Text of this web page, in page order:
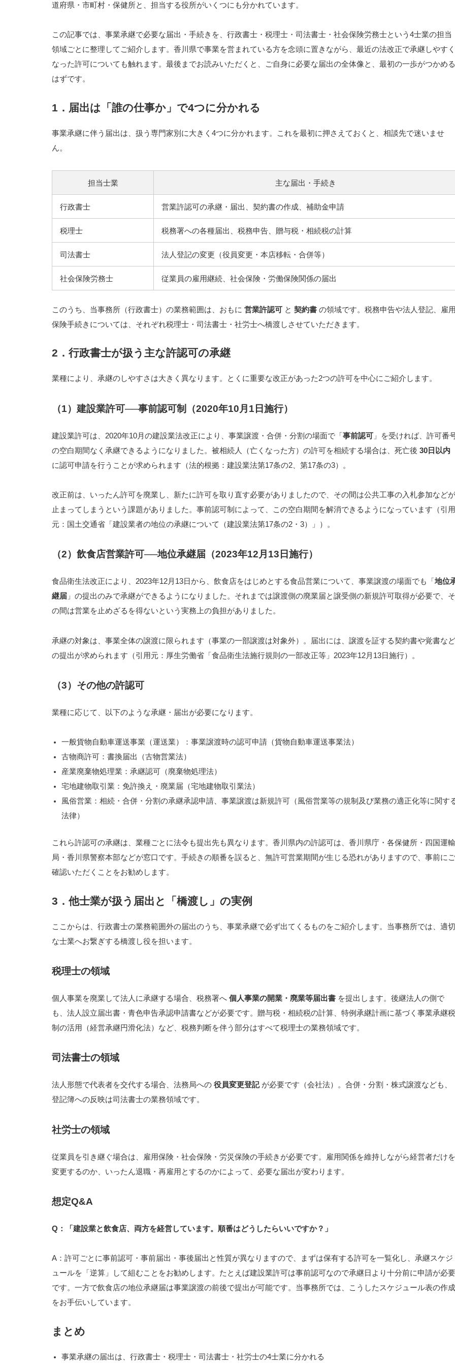
道府県・市町村・保健所と、担当する役所がいくつにも分かれています。
この記事では、事業承継で必要な届出・手続きを、行政書士・税理士・司法書士・社会保険労務士という4士業の担当
領域ごとに整理してご紹介します。香川県で事業を営まれている方を念頭に置きながら、最近の法改正で承継しやすく
なった許可についても触れます。最後までお読みいただくと、ご自身に必要な届出の全体像と、最初の一歩がつかめる
はずです。
1．届出は「誰の仕事か」で4つに分かれる
事業承継に伴う届出は、扱う専門家別に大きく4つに分かれます。これを最初に押さえておくと、相談先で迷いませ
ん。
担当士業 主な届出・手続き
行政書士 営業許認可の承継・届出、契約書の作成、補助金申請
税理士 税務署への各種届出、税務申告、贈与税・相続税の計算
司法書士 法人登記の変更（役員変更・本店移転・合併等）
社会保険労務士 従業員の雇用継続、社会保険・労働保険関係の届出
このうち、当事務所（行政書士）の業務範囲は、おもに 営業許認可 と 契約書 の領域です。税務申告や法人登記、雇用
保険手続きについては、それぞれ税理士・司法書士・社労士へ橋渡しさせていただきます。
2．行政書士が扱う主な許認可の承継
業種により、承継のしやすさは大きく異なります。とくに重要な改正があった2つの許可を中心にご紹介します。
（1）建設業許可──事前認可制（2020年10月1日施行）
建設業許可は、2020年10月の建設業法改正により、事業譲渡・合併・分割の場面で「 事前認可 」を受ければ、許可番
の空白期間なく承継できるようになりました。被相続人（亡くなった方）の許可を相続する場合は、死亡後 30日以内
に認可申請を行うことが求められます（法的根拠：建設業法第17条の2、第17条の3）。
改正前は、いったん許可を廃業し、新たに許可を取り直す必要がありましたので、その間は公共工事の入札参加などが
止まってしまうという課題がありました。事前認可制によって、この空白期間を解消できるようになっています（引用
元：国土交通省「建設業者の地位の承継について（建設業法第17条の2・3）」）。
（2）飲食店営業許可──地位承継届（2023年12月13日施行）
食品衛生法改正により、2023年12月13日から、飲食店をはじめとする食品営業について、事業譲渡の場面でも「 地位
継届 」の提出のみで承継ができるようになりました。それまでは譲渡側の廃業届と譲受側の新規許可取得が必要で、そ
の間は営業を止めざるを得ないという実務上の負担がありました。
承継の対象は、事業全体の譲渡に限られます（事業の一部譲渡は対象外）。届出には、譲渡を証する契約書や覚書など
の提出が求められます（引用元：厚生労働省「食品衛生法施行規則の一部改正等」2023年12月13日施行）。
（3）その他の許認可
業種に応じて、以下のような承継・届出が必要になります。
一般貨物自動車運送事業（運送業）：事業譲渡時の認可申請（貨物自動車運送事業法）
古物商許可：書換届出（古物営業法）
産業廃棄物処理業：承継認可（廃棄物処理法）
宅地建物取引業：免許換え・廃業届（宅地建物取引業法）
風俗営業：相続・合併・分割の承継承認申請、事業譲渡は新規許可（風俗営業等の規制及び業務の適正化等に関す
法律）
これら許認可の承継は、業種ごとに法令も提出先も異なります。香川県内の許認可は、香川県庁・各保健所・四国運輸
局・香川県警察本部などが窓口です。手続きの順番を誤ると、無許可営業期間が生じる恐れがありますので、事前にご
確認いただくことをお勧めします。
3．他士業が扱う届出と「橋渡し」の実例
ここからは、行政書士の業務範囲外の届出のうち、事業承継で必ず出てくるものをご紹介します。当事務所では、適切
な士業へお繋ぎする橋渡し役を担います。
税理士の領域
個人事業を廃業して法人に承継する場合、税務署へ 個人事業の開業・廃業等届出書 を提出します。後継法人の側で
も、法人設立届出書・青色申告承認申請書などが必要です。贈与税・相続税の計算、特例承継計画に基づく事業承継税
制の活用（経営承継円滑化法）など、税務判断を伴う部分はすべて税理士の業務領域です。
司法書士の領域
法人形態で代表者を交代する場合、法務局への 役員変更登記が必要です（会社法）。合併・分割・株式譲渡なども、
登記簿への反映は司法書士の業務領域です。
社労士の領域
従業員を引き継ぐ場合は、雇用保険・社会保険・労災保険の手続きが必要です。雇用関係を維持しながら経営者だけを
変更するのか、いったん退職・再雇用とするのかによって、必要な届出が変わります。
想定Q&A
Q：「建設業と飲食店、両方を経営しています。順番はどうしたらいいですか？」
A：許可ごとに事前認可・事前届出・事後届出と性質が異なりますので、まずは保有する許可を一覧化し、承継スケジ
ュールを「逆算」して組むことをお勧めします。たとえば建設業許可は事前認可なので承継日より十分前に申請が必要
です。一方で飲食店の地位承継届は事業譲渡の前後で提出が可能です。当事務所では、こうしたスケジュール表の作成
をお手伝いしています。
まとめ
事業承継の届出は、行政書士・税理士・司法書士・社労士の4士業に分かれる